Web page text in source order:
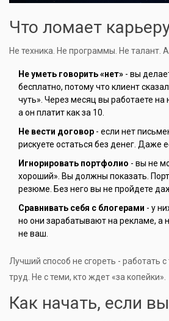
Что ломает
Не техника. Не программы. Не талант.
Не уметь говорить «нет» - вы
бесплатно, потому что клиент
чуть». Через месяц вы работаете на
а он платит как за 10.
Не вести договор - если нет
рискуете остаться без денег. Даже
Игнорировать портфолио - вы не
хороший». Вы должны показать.
резюме. Без него вы не пройдете
Сравнивать себя с блогерами - у
но они зарабатывают на рекламе, а
не ваш.
Лучший способ не сгореть - работать
труд. Не с теми, кто ждет «за копейки».
Как начать, если